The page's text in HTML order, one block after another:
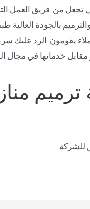
من فريق العمل
بالجودة العالية
يقومون الرد عليك
خدماتها في مجال
للشركة